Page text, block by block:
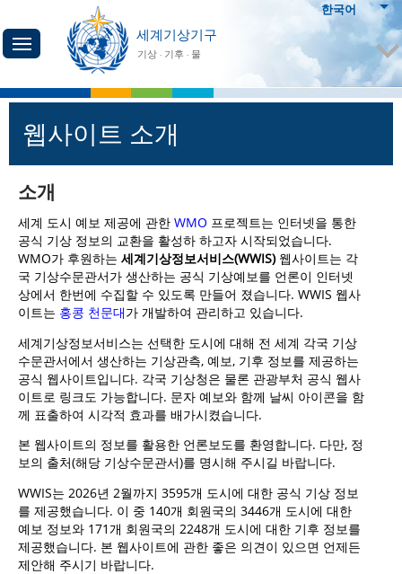
한국어
세계기상기구
기상 · 기후 · 물
웹사이트 소개
소개
세계 도시 예보 제공에 관한 WMO 프로젝트는 인터넷을 통한
공식 기상 정보의 교환을 활성하 하고자 시작되었습니다.
WMO가 후원하는 세계기상정보서비스(WWIS)웹사이트는 각
국 기상수문관서가 생산하는 공식 기상예보를 언론이 인터넷
상에서 한번에 수집할 수 있도록 만들어 졌습니다. WWIS 웹사
이트는 홍콩 천문대가 개발하여 관리하고 있습니다.
세계기상정보서비스는 선택한 도시에 대해 전 세계 각국 기상
수문관서에서 생산하는 기상관측, 예보, 기후 정보를 제공하는
공식 웹사이트입니다. 각국 기상청은 물론 관광부처 공식 웹사
이트로 링크도 가능합니다. 문자 예보와 함께 날씨 아이콘을 함
께 표출하여 시각적 효과를 배가시켰습니다.
본 웹사이트의 정보를 활용한 언론보도를 환영합니다. 다만, 정
보의 출처(해당 기상수문관서)를 명시해 주시길 바랍니다.
WWIS는 2026년 2월까지 3595개 도시에 대한 공식 기상 정보
를 제공했습니다. 이 중 140개 회원국의 3446개 도시에 대한
예보 정보와 171개 회원국의 2248개 도시에 대한 기후 정보를
제공했습니다. 본 웹사이트에 관한 좋은 의견이 있으면 언제든
제안해 주시기 바랍니다.